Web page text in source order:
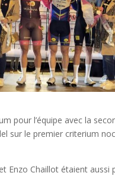
pour l’équipe avec la
sur le premier criterium
Enzo Chaillot étaient aussi